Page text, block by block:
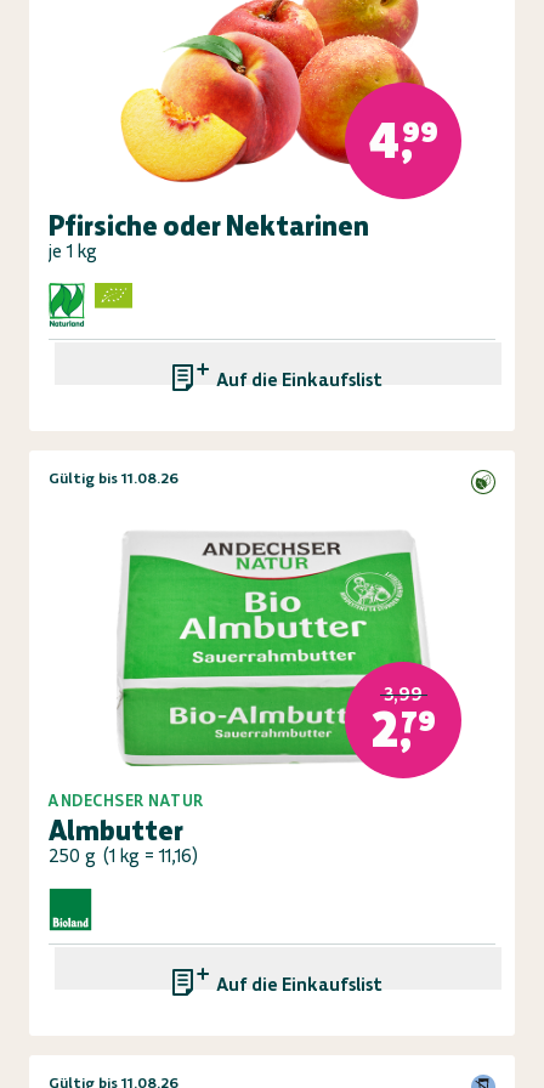
4,99
Pfirsiche oder Nektarinen
je 1 kg
Auf die Einkaufsliste
Gültig bis 11.08.26
3,99
2,79
ANDECHSER NATUR
Almbutter
250 g (1 kg = 11,16)
Auf die Einkaufsliste
Gültig bis 11.08.26